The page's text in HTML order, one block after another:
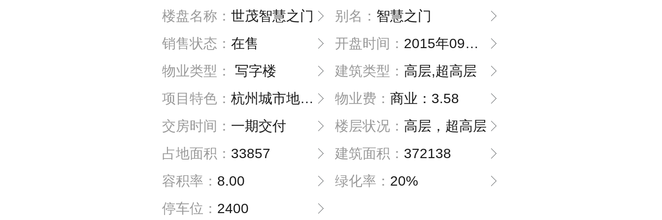
楼盘名称： 世茂智慧之门 别名： 智慧之门
销售状态： 在售 开盘时间： 2015年09月26日
物业类型：
写字楼 建筑类型： 高层,超高层
项目特色： 杭州城市地标浙江之门 物业费： 商业：3.58
交房时间： 一期交付 楼层状况： 高层，超高层
占地面积： 33857 建筑面积： 372138
容积率： 8.00 绿化率： 20%
停车位： 2400